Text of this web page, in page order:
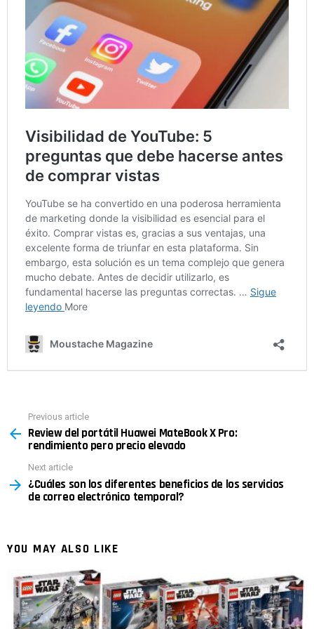
more
Previous article
Review del portátil Huawei MateBook X Pro:
rendimiento pero precio elevado
Next article
¿Cuáles son los diferentes beneficios de los servicios
de correo electrónico temporal?
YOU MAY ALSO LIKE